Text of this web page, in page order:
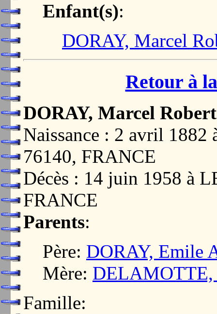
Enfant(s):
DORAY, Marcel
Retour à
DORAY, Marcel
Naissance : 2 avril
76140, FRANCE
Décès : 14 juin 1958 à
FRANCE
Parents:
Père: DORAY, Emile
Mère: DELAMOTTE,
Famille: